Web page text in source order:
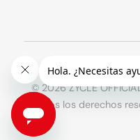
© 2026 ZYCLE
Todos los derechos